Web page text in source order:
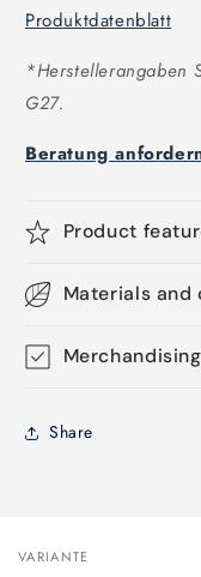
Produktdatenblatt
*Herstellerangaben
G27.
Beratung
Product
Materials and
Share
Dein
VARIANTE